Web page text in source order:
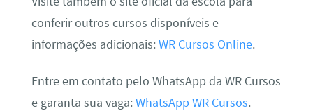
conferir outros cursos disponíveis e
informações adicionais:WR Cursos Online.
Entre em contato pelo WhatsApp da WR Cursos
e garanta sua vaga:WhatsApp WR Cursos.